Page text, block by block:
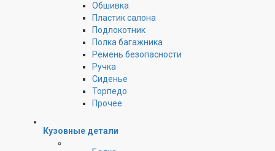
Обшивка
Пластик салона
Подлокотник
Полка багажника
Ремень безопасности
Ручка
Сиденье
Торпедо
Прочее
Кузовные детали